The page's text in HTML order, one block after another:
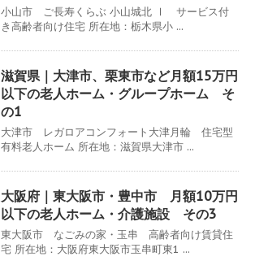
小山市 ご長寿くらぶ 小山城北 Ⅰ サービス付
き高齢者向け住宅 所在地：栃木県小 ...
滋賀県｜大津市、栗東市など月額15万円
以下の老人ホーム・グループホーム そ
の1
大津市 レガロアコンフォート大津月輪 住宅型
有料老人ホーム 所在地：滋賀県大津市 ...
大阪府｜東大阪市・豊中市 月額10万円
以下の老人ホーム・介護施設 その3
東大阪市 なごみの家・玉串 高齢者向け賃貸住
宅 所在地：大阪府東大阪市玉串町東1 ...